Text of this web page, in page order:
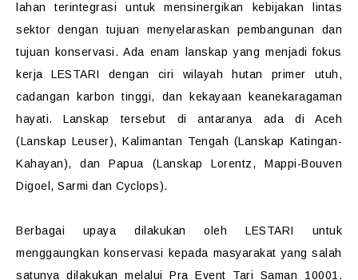
lahan terintegrasi untuk mensinergikan kebijakan lintas
sektor dengan tujuan menyelaraskan pembangunan dan
tujuan konservasi. Ada enam lanskap yang menjadi fokus
kerja LESTARI dengan ciri wilayah hutan primer utuh,
cadangan karbon tinggi, dan kekayaan keanekaragaman
hayati. Lanskap tersebut di antaranya ada di Aceh
(Lanskap Leuser), Kalimantan Tengah (Lanskap Katingan-
Kahayan), dan Papua (Lanskap Lorentz, Mappi-Bouven
Digoel, Sarmi dan Cyclops).
Berbagai upaya dilakukan oleh LESTARI untuk
menggaungkan konservasi kepada masyarakat yang salah
satunya dilakukan melalui Pra Event Tari Saman 10001.